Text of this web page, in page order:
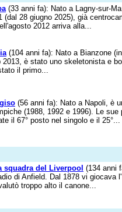
(33 anni fa): Nato a Lagny-sur-
(dal 28 giugno 2025), già
2012 arriva alla...
(104 anni fa): Nato a Bianzone
2013, è stato uno skeletonista e
il primo...
(56 anni fa): Nato a Napoli, è
(1988, 1992 e 1996). Le
il 67° posto nel singolo e il 25°...
squadra del Liverpool (134 anni
di Anfield. Dal 1878 vi giocava
troppo alto il canone...